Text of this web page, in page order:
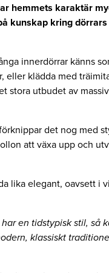
hemmets karaktär
kunskap kring
innerdörrar känns
eller klädda med
stora utbudet av
det nog med
att växa upp och
lika elegant, oavsett i
en tidstypisk stil, så
klassiskt